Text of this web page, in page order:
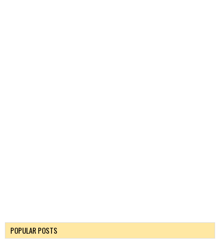
POPULAR POSTS